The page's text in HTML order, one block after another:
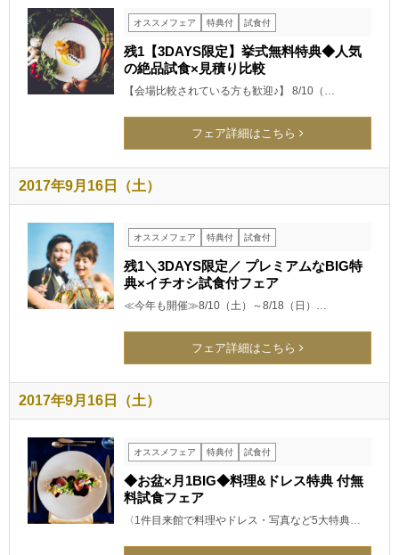
オススメフェア 特典付 試食付
残1【3DAYS限定】挙式無料特典◆人気
の絶品試食×見積り比較
【会場比較されている方も歓迎♪】 8/10（…
フェア詳細はこちら
2017年9月16日（土）
オススメフェア 特典付 試食付
残1＼3DAYS限定／ プレミアムなBIG特
典×イチオシ試食付フェア
≪今年も開催≫8/10（土）～8/18（日）…
フェア詳細はこちら
2017年9月16日（土）
オススメフェア 特典付 試食付
◆お盆×月1BIG◆料理&ドレス特典 付無
料試食フェア
〈1件目来館で料理やドレス・写真など5大特典…